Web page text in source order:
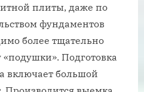
плиты, даже по
фундаментов
более тщательно
Подготовка
включает большой